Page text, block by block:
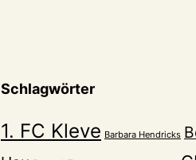
Schlagwörter
1. FC Kleve Barbara Hendricks